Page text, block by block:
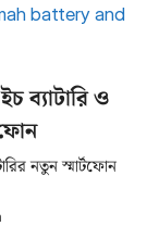
ব্যাটারি ও
নতুন স্মার্টফোন